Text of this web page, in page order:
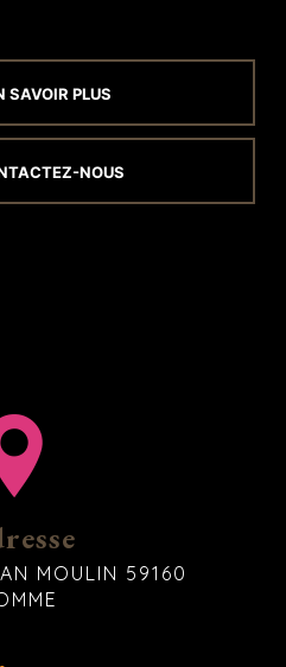
SAVOIR PLUS
NOUS